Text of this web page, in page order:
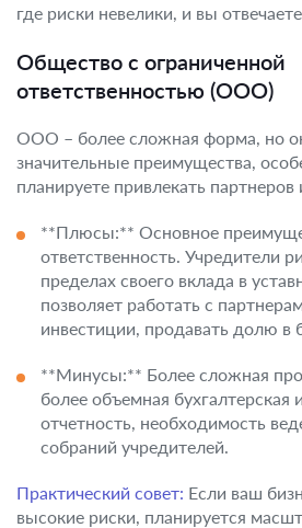
где риски невелики, и вы
Общество с ограниченной
ответственностью (ООО)
ООО – более сложная форма, но
значительные преимущества,
планируете привлекать
**Плюсы:** Основное
ответственность. Учредители
пределах своего вклада в
позволяет работать с
инвестиции, продавать долю в
**Минусы:** Более сложная
более объемная бухгалтерская
отчетность, необходимость
собраний учредителей.
Практический совет: Если ваш
высокие риски, планируется